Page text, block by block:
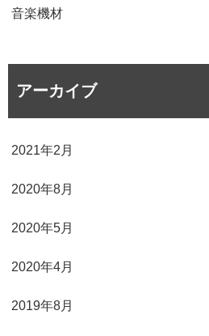
音楽機材
アーカイブ
2021年2月
2020年8月
2020年5月
2020年4月
2019年8月